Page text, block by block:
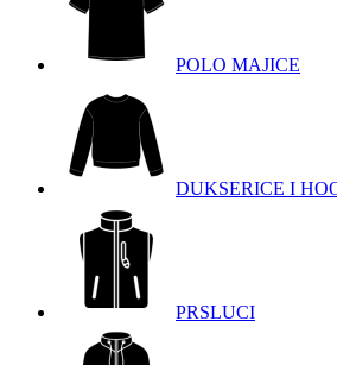
POLO MAJICE
DUKSERICE I
PRSLUCI